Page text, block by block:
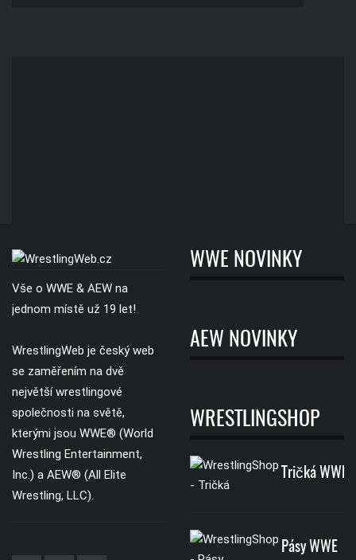
Vše o WWE & AEW na
jednom místě už 19 let!
WrestlingWeb je český web
se zaměřením na dvě
největší wrestlingové
společnosti na světě,
kterými jsou WWE® (World
Wrestling Entertainment,
Inc.) a AEW® (All Elite
Wrestling, LLC).
WWE NOVINKY
AEW NOVINKY
WRESTLINGSHOP
Tričká WWE
Pásy WWE